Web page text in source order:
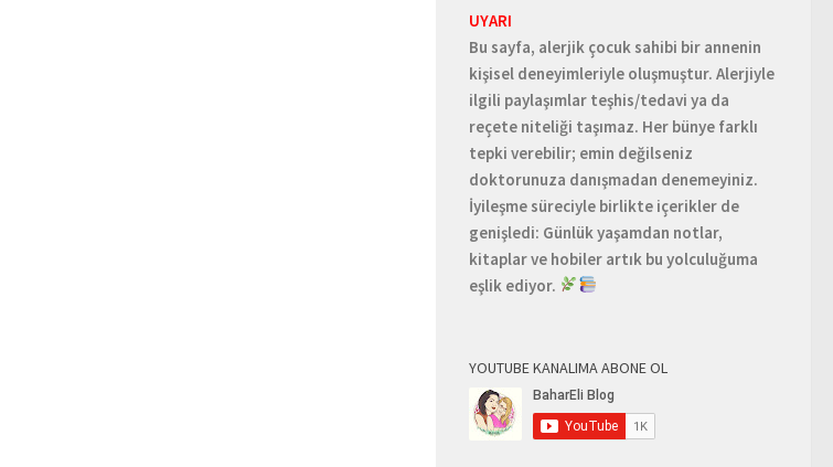
UYARI
Bu sayfa, alerjik çocuk sahibi bir annenin
kişisel deneyimleriyle oluşmuştur. Alerjiyle
ilgili paylaşımlar teşhis/tedavi ya da
reçete niteliği taşımaz. Her bünye farklı
tepki verebilir; emin değilseniz
doktorunuza danışmadan denemeyiniz.
İyileşme süreciyle birlikte içerikler de
genişledi: Günlük yaşamdan notlar,
kitaplar ve hobiler artık bu yolculuğuma
eşlik ediyor.
YOUTUBE KANALIMA ABONE OL